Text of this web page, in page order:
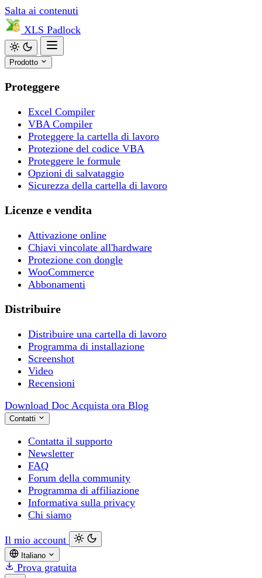
Salta ai contenuti
XLS Padlock
Prodotto
Proteggere
Excel Compiler
VBA Compiler
Proteggere la cartella di lavoro
Protezione del codice VBA
Proteggere le formule
Opzioni di salvataggio
Sicurezza della cartella di lavoro
Licenze e vendita
Attivazione online
Chiavi vincolate all'hardware
Protezione con dongle
WooCommerce
Abbonamenti
Distribuire
Distribuire una cartella di lavoro
Programma di installazione
Screenshot
Video
Recensioni
Download Doc Acquista ora Blog
Contatti
Contatta il supporto
Newsletter
FAQ
Forum della community
Programma di affiliazione
Informativa sulla privacy
Chi siamo
Il mio account
Italiano
Prova gratuita